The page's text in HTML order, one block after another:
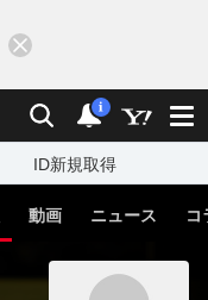
検索 通知
i
ID新規取得
動画 ニュース コ